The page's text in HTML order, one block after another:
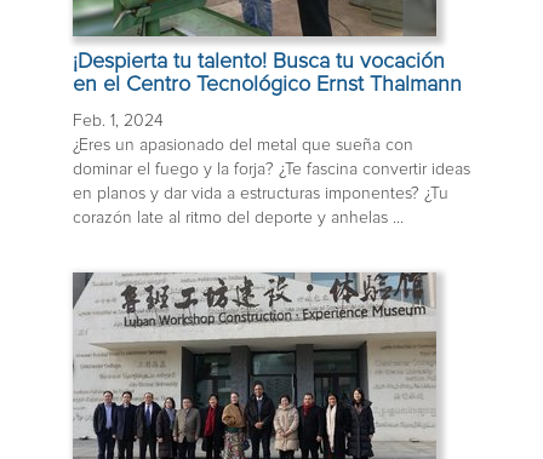
¡Despierta tu talento! Busca tu vocación
en el Centro Tecnológico Ernst Thalmann
Feb. 1, 2024
¿Eres un apasionado del metal que sueña con
dominar el fuego y la forja? ¿Te fascina convertir ideas
en planos y dar vida a estructuras imponentes? ¿Tu
corazón late al ritmo del deporte y anhelas ...